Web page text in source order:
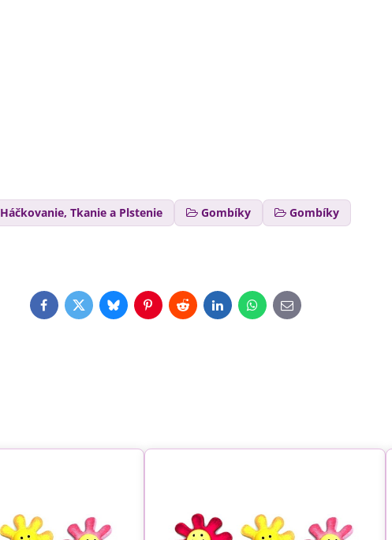
Tkanie a Plstenie Gombíky
Gombíky
FacebookTwitterBlueskyPinterestRedditLinkedInWhatsApp
E-
mail